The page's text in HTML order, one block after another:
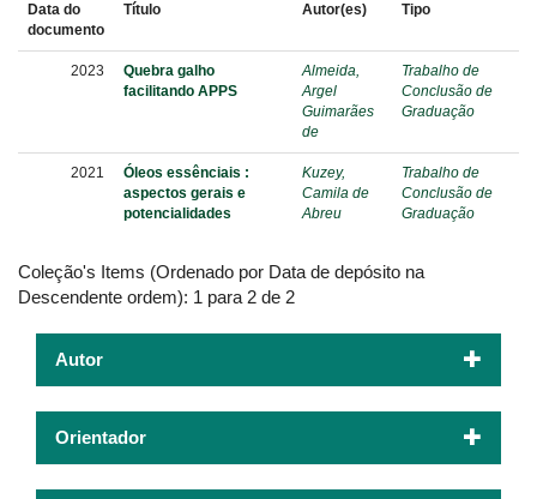
Data do
documento
Título Autor(es) Tipo
2023
Quebra galho
facilitando APPS
Almeida,
Argel
Guimarães
de
Trabalho de
Conclusão de
Graduação
2021
Óleos essênciais :
aspectos gerais e
potencialidades
Kuzey,
Camila de
Abreu
Trabalho de
Conclusão de
Graduação
Coleção's Items (Ordenado por Data de depósito na
Descendente ordem): 1 para 2 de 2
Autor
Orientador